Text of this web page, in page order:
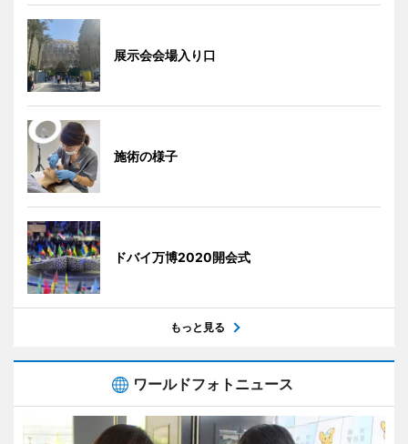
展示会会場入り口
施術の様子
ドバイ万博2020開会式
もっと見る
ワールドフォトニュース